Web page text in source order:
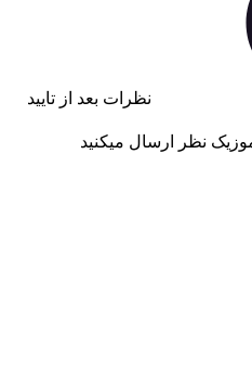
نظرات بعد از تایید
نظر ارسال میکنید